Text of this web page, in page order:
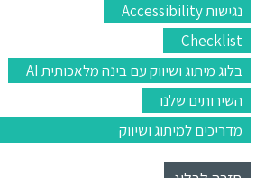
נגישות Accessibility
Checklist
בלוג מיתוג ושיווק עם בינה מלאכותית AI
השירותים שלנו
מדריכים למיתוג ושיווק